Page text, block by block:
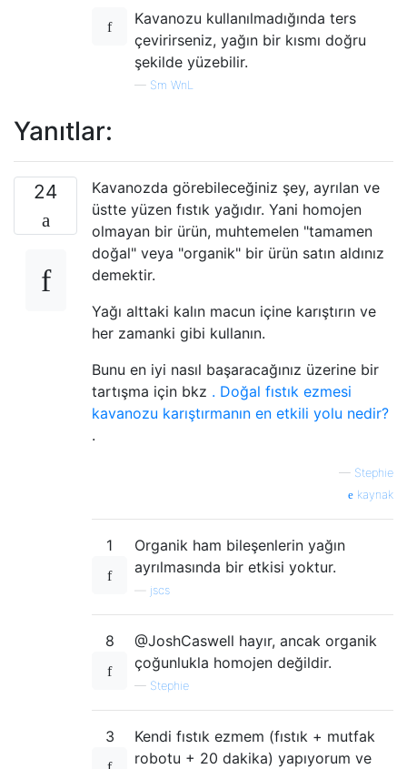
Kavanozu kullanılmadığında ters
çevirirseniz, yağın bir kısmı doğru
şekilde yüzebilir.
— Sm WnL
Yanıtlar:
24
Kavanozda görebileceğiniz şey, ayrılan ve
üstte yüzen fıstık yağıdır. Yani homojen
olmayan bir ürün, muhtemelen "tamamen
doğal" veya "organik" bir ürün satın aldınız
demektir.
Yağı alttaki kalın macun içine karıştırın ve
her zamanki gibi kullanın.
Bunu en iyi nasıl başaracağınız üzerine bir
tartışma için bkz . Doğal fıstık ezmesi
kavanozu karıştırmanın en etkili yolu nedir?
.
— Stephie
kaynak
1
Organik ham bileşenlerin yağın
ayrılmasında bir etkisi yoktur.
jscs
8
@JoshCaswell hayır, ancak organik
çoğunlukla homojen değildir.
— Stephie
3
Kendi fıstık ezmem (fıstık + mutfak
robotu + 20 dakika) yapıyorum ve